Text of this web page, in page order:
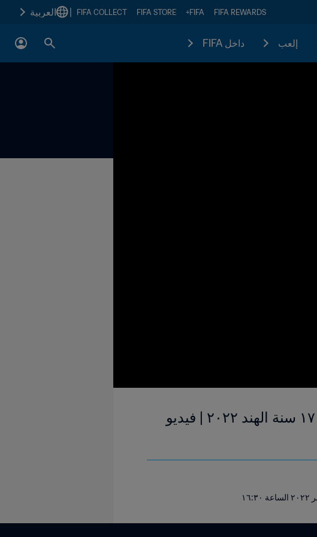
FIFA REWARDS
FIFA+
FIFA STORE
FIFA COLLECT العربية
إلعب داخل FIFA
تشيلي ونيوزيلندا | المجموعة ٢ | كأس العالم للسيدات تحت ١٧ سنة الهند ٢٠٢٢ | فيديو